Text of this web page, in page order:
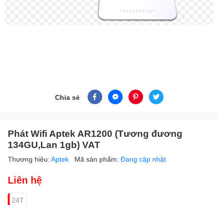
Chia sẻ
Phát Wifi Aptek AR1200 (Tương đương
134GU,Lan 1gb) VAT
Thương hiệu: Aptek Mã sản phẩm: Đang cập nhật
Liên hệ
24T